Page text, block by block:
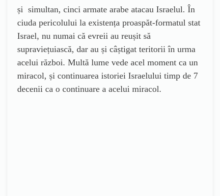
și simultan, cinci armate arabe atacau Israelul. În
ciuda pericolului la existența proaspăt-formatul stat
Israel, nu numai că evreii au reușit să
supraviețuiască, dar au și câștigat teritorii în urma
acelui război. Multă lume vede acel moment ca un
miracol, și continuarea istoriei Israelului timp de 7
decenii ca o continuare a acelui miracol.